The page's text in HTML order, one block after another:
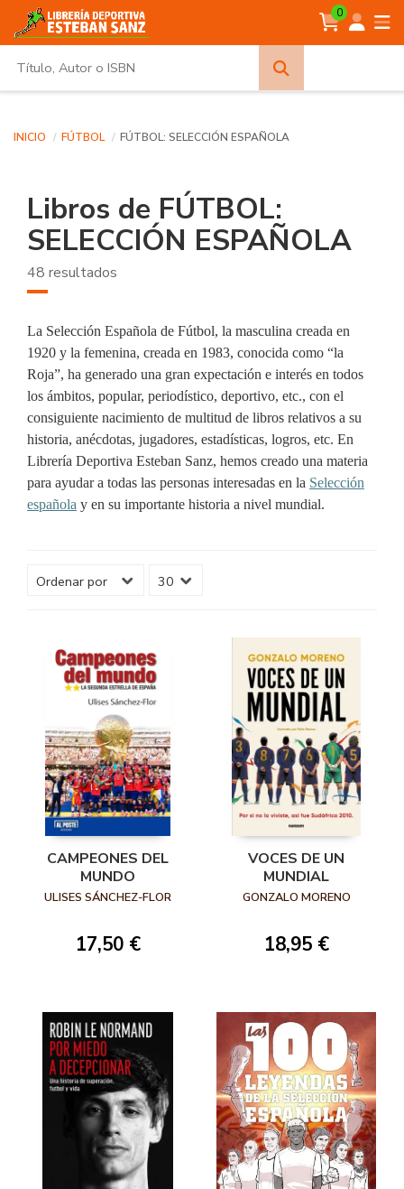
0
INICIO FÚTBOL FÚTBOL: SELECCIÓN ESPAÑOLA
Libros de FÚTBOL:
SELECCIÓN ESPAÑOLA
48 resultados
La Selección Española de Fútbol, la masculina creada en
1920 y la femenina, creada en 1983, conocida como “la
Roja”, ha generado una gran expectación e interés en todos
los ámbitos, popular, periodístico, deportivo, etc., con el
consiguiente nacimiento de multitud de libros relativos a su
historia, anécdotas, jugadores, estadísticas, logros, etc. En
Librería Deportiva Esteban Sanz, hemos creado una materia
para ayudar a todas las personas interesadas en la Selección
española y en su importante historia a nivel mundial.
CAMPEONES DEL
MUNDO
ULISES SÁNCHEZ-FLOR
17,50 €
VOCES DE UN
MUNDIAL
GONZALO MORENO
18,95 €